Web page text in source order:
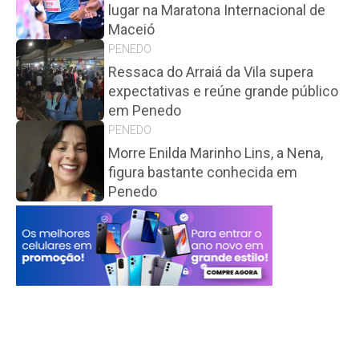
lugar na Maratona Internacional de
Maceió
PENEDO
Ressaca do Arraiá da Vila supera
expectativas e reúne grande público
em Penedo
PENEDO
Morre Enilda Marinho Lins, a Nena,
figura bastante conhecida em
Penedo